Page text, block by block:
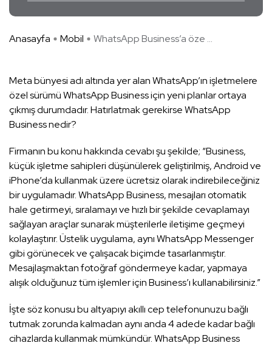
Anasayfa Mobil WhatsApp Business’a öze ...
Meta bünyesi adı altında yer alan WhatsApp’ın işletmelere
özel sürümü WhatsApp Business için yeni planlar ortaya
çıkmış durumdadır. Hatırlatmak gerekirse WhatsApp
Business nedir?
Firmanın bu konu hakkında cevabı şu şekilde; “Business,
küçük işletme sahipleri düşünülerek geliştirilmiş, Android ve
iPhone’da kullanmak üzere ücretsiz olarak indirebileceğiniz
bir uygulamadır. WhatsApp Business, mesajları otomatik
hale getirmeyi, sıralamayı ve hızlı bir şekilde cevaplamayı
sağlayan araçlar sunarak müşterilerle iletişime geçmeyi
kolaylaştırır. Üstelik uygulama, aynı WhatsApp Messenger
gibi görünecek ve çalışacak biçimde tasarlanmıştır.
Mesajlaşmaktan fotoğraf göndermeye kadar, yapmaya
alışık olduğunuz tüm işlemler için Business’ı kullanabilirsiniz.”
İşte söz konusu bu altyapıyı akıllı cep telefonunuzu bağlı
tutmak zorunda kalmadan aynı anda 4 adede kadar bağlı
cihazlarda kullanmak mümkündür. WhatsApp Business